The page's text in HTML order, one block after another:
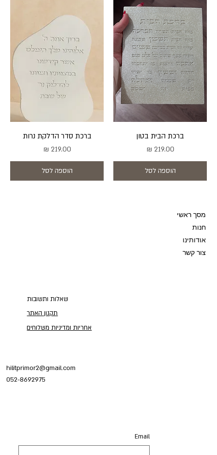
ברכת הבית בטון
מחיר
הוספה לסל
ברכת סדר הדלקת נרות
מחיר
הוספה לסל
מסך ראשי
חנות
אודותינו
צור קשר
שאלות ותשובות
תקנון האתר
אחריות ומדיניות משלוחים
hilitprimor2@gmail.com
052-8692975
Email
Email